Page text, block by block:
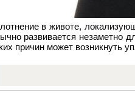
в животе,
развивается незаметно
причин может возникнуть